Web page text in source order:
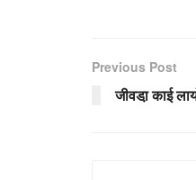
Previous Post
जीवडा़ काई